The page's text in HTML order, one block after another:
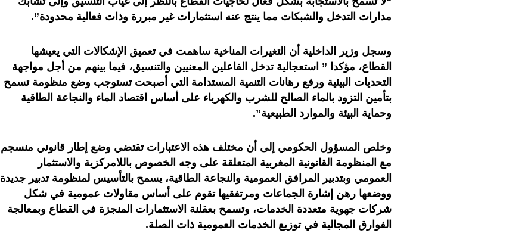
مدارات التدخل والشبكات مما ينتج عنه استثمارات غير مبررة وذات فعالية محدودة”.
وسجل وزير الداخلية أن التغيرات المناخية ساهمت في تعميق الإشكالات التي يعيشها
القطاع، مؤكدا ” استعجالية تدخل الفاعلين المعنيين والتنسيق، فيما بينهم من أجل مواجهة
التحديات البيئية ورفع رهانات التنمية المستدامة التي أصبحت تستوجب وضع منظومة تسمح
بتأمين التزود بالماء الصالح للشرب والكهرباء على أساس اقتصاد الماء والنجاعة الطاقية
وحماية البيئة والموارد الطبيعية”.
وخلص المسؤول الحكومي إلى أن مختلف هذه الاعتبارات تقتضي وضع إطار قانوني منسجم
مع المنظومة القانونية المغربية المتعلقة على وجه الخصوص باللامركزية والاستثمار
العمومي وبتدبير المرافق العمومية والنجاعة الطاقية، يسمح بالتأسيس لمنظومة تدبير جديدة
ووضعها رهن إشارة الجماعات ومرتفقيها تقوم على أساس مقاولات عمومية في شكل
شركات جهوية متعددة الخدمات، وتسمح بعقلنة الاستثمارات المنجزة في القطاع وبمعالجة
الفوارق المجالية في توزيع الخدمات العمومية ذات الصلة.